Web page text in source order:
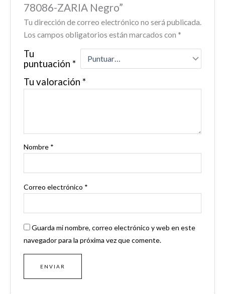
78086-ZARIA Negro”
Tu dirección de correo electrónico no será publicada.
Los campos obligatorios están marcados con *
Tu
puntuación *
Tu valoración *
Nombre *
Correo electrónico *
Guarda mi nombre, correo electrónico y web en este
navegador para la próxima vez que comente.